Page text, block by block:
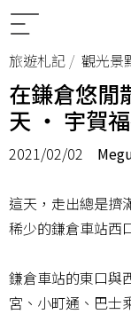
旅遊札記 觀光景
在鎌倉悠閒
天 ‧ 宇賀福
2021/02/02
這天，走出總是擠
稀少的鎌倉車站西
鎌倉車站的東口與
宮、小町通、巴士